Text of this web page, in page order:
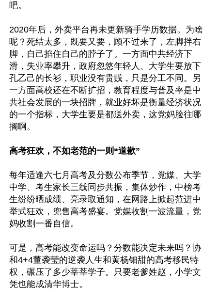
吧。
2020年后，外卖平台再未更新骑手学历数据。为啥
呢？死结太多，既要又要，顾不过来了，左脚拌右
脚，自己掐住自己的脖子了。一方面中共经济下
滑，失业率攀升，政府忽悠年轻人、大学生要放下
孔乙己的长衫，职业没有贵贱，只是分工不同。另
一方面高校还在不断扩招，教育程度与普及率是中
共社会发展的一块招牌，就业好坏是衡量经济状况
的一个指标，大学生要是都送外卖，这党妈脸往哪
搁啊。
高考狂欢，不如老范的一则“道歉”
每年适逢六七月高考及分数公布季节，党媒、大学
中学、考生家长三线同步共振，集体炒作，中榜考
生纷纷晒成绩、亮录取通知，在网路上掀起范进中
举式狂欢，兜售高考盛宴。党媒收割一波流量，党
妈收割一番自信。
可是，高考能改变命运吗？分数能决定未来吗？协
和4+4董袭莹的逆袭人生和黄杨钿甜的高考移民特
权，碾压了多少莘莘学子。只要老爹姓赵，小学文
凭也能成清华博士。